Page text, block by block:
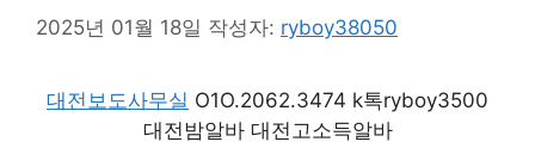
2025년 01월 18일 작성자: ryboy38050
대전보도사무실 O1O.2062.3474 k톡ryboy3500
대전밤알바 대전고소득알바